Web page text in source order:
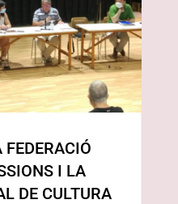
FEDERACIÓ
I LA
DE CULTURA